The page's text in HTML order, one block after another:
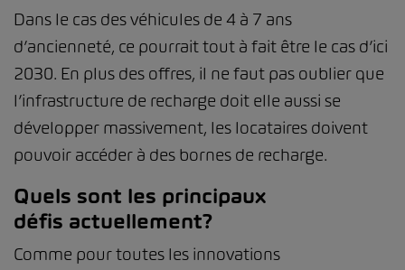
Dans le cas des véhicules de 4 à 7 ans
d’ancienneté, ce pourrait tout à fait être le cas d’ici
2030. En plus des offres, il ne faut pas oublier que
l’infrastructure de recharge doit elle aussi se
développer massivement, les locataires doivent
pouvoir accéder à des bornes de recharge.
Quels sont les principaux
défis actuellement?
Comme pour toutes les innovations